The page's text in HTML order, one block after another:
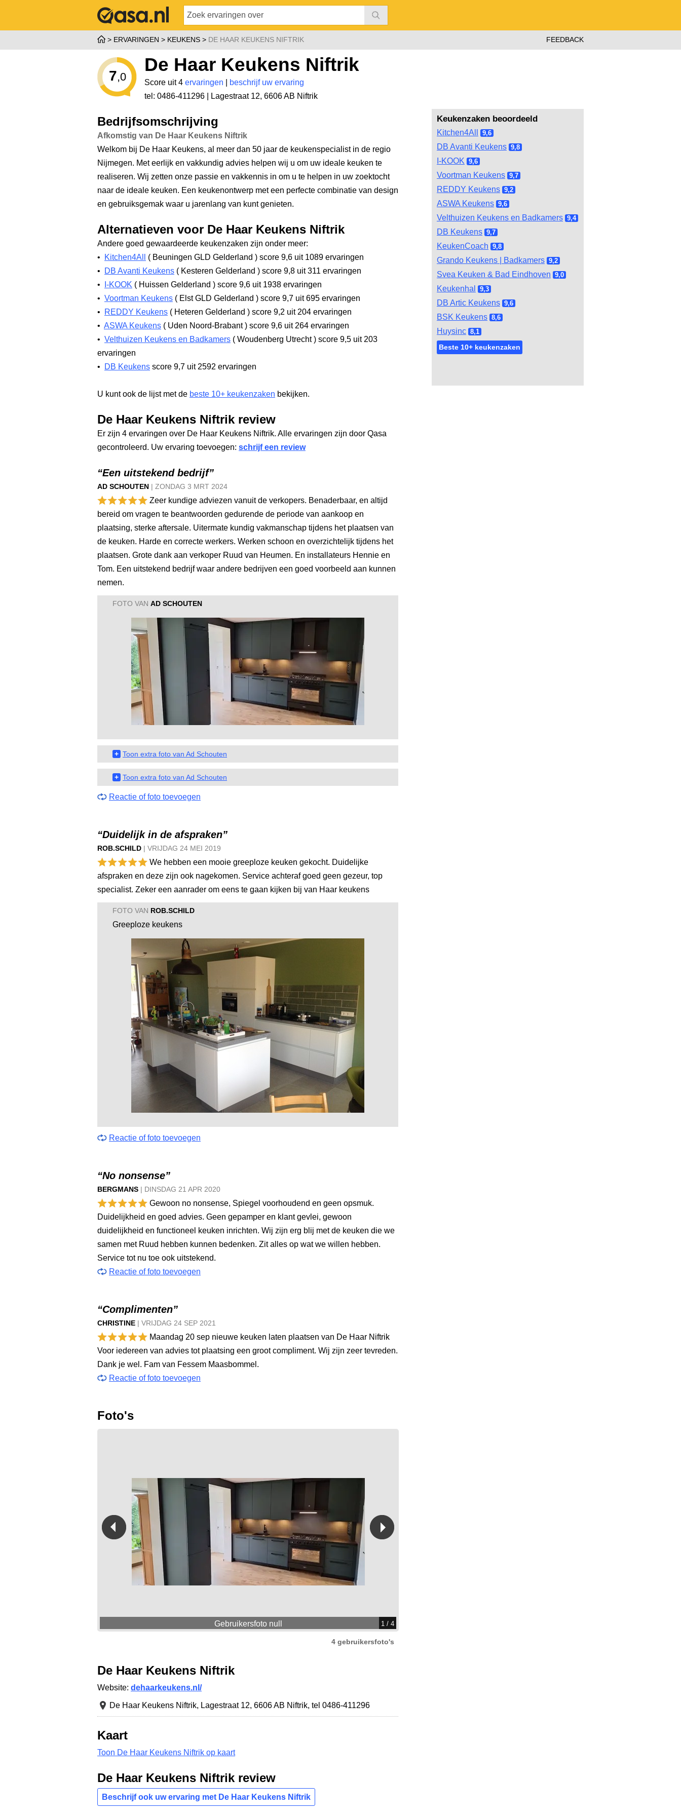
ERVARINGEN KEUKENS DE HAAR KEUKENS NIFTRIK FEEDBACK
7,0
De Haar Keukens Niftrik
Score uit 4 ervaringen
beschrijf uw ervaring
tel: 0486-411296 |
Lagestraat 12, 6606 AB Niftrik
Keukenzaken beoordeeld
Kitchen4All 9,6
DB Avanti Keukens 9,8
I-KOOK 9,6
Voortman Keukens 9,7
REDDY Keukens 9,2
ASWA Keukens 9,6
Velthuizen Keukens en Badkamers 9,4
DB Keukens 9,7
KeukenCoach 9,8
Grando Keukens | Badkamers 9,2
Svea Keuken & Bad Eindhoven 9,0
Keukenhal 9,3
DB Artic Keukens 9,6
BSK Keukens 8,6
Huysinc 8,1
Beste 10+ keukenzaken
Bedrijfsomschrijving
Afkomstig van De Haar Keukens Niftrik
Welkom bij De Haar Keukens, al meer dan 50 jaar de keukenspecialist in de regio
Nijmegen. Met eerlijk en vakkundig advies helpen wij u om uw ideale keuken te
realiseren. Wij zetten onze passie en vakkennis in om u te helpen in uw zoektocht
naar de ideale keuken. Een keukenontwerp met een perfecte combinatie van design
en gebruiksgemak waar u jarenlang van kunt genieten.
Alternatieven voor De Haar Keukens Niftrik
Andere goed gewaardeerde keukenzaken zijn onder meer:
•
Kitchen4All ( Beuningen GLD Gelderland ) score 9,6 uit 1089 ervaringen
•
DB Avanti Keukens ( Kesteren Gelderland ) score 9,8 uit 311 ervaringen
•
I-KOOK ( Huissen Gelderland ) score 9,6 uit 1938 ervaringen
• Voortman Keukens ( Elst GLD Gelderland ) score 9,7 uit 695 ervaringen
•
REDDY Keukens ( Heteren Gelderland ) score 9,2 uit 204 ervaringen
• ASWA Keukens ( Uden Noord-Brabant) score 9,6 uit 264 ervaringen
• Velthuizen Keukens en Badkamers ( Woudenberg Utrecht) score 9,5 uit 203
ervaringen
•
DB Keukens score 9,7 uit 2592 ervaringen
U kunt ook de lijst met de beste 10+ keukenzaken bekijken.
De Haar Keukens Niftrik review
Er zijn 4 ervaringen over De Haar Keukens Niftrik. Alle ervaringen zijn door Qasa
gecontroleerd. Uw ervaring toevoegen: schrijf een review
“Een uitstekend bedrijf”
AD SCHOUTEN | ZONDAG 3 MRT 2024
Zeer kundige adviezen vanuit de verkopers. Benaderbaar, en altijd
bereid om vragen te beantwoorden gedurende de periode van aankoop en
plaatsing, sterke aftersale. Uitermate kundig vakmanschap tijdens het plaatsen van
de keuken. Harde en correcte werkers. Werken schoon en overzichtelijk tijdens het
plaatsen. Grote dank aan verkoper Ruud van Heumen. En installateurs Hennie en
Tom. Een uitstekend bedrijf waar andere bedrijven een goed voorbeeld aan kunnen
nemen.
FOTO VAN AD SCHOUTEN
+ Toon extra foto van Ad Schouten
+ Toon extra foto van Ad Schouten
Reactie of foto toevoegen
“Duidelijk in de afspraken”
ROB.SCHILD | VRIJDAG 24 MEI 2019
We hebben een mooie greeploze keuken gekocht. Duidelijke
afspraken en deze zijn ook nagekomen. Service achteraf goed geen gezeur, top
specialist. Zeker een aanrader om eens te gaan kijken bij van Haar keukens
FOTO VAN ROB.SCHILD
Greeploze keukens
Reactie of foto toevoegen
“No nonsense”
BERGMANS | DINSDAG 21 APR 2020
Gewoon no nonsense, Spiegel voorhoudend en geen opsmuk.
Duidelijkheid en goed advies. Geen gepamper en klant gevlei, gewoon
duidelijkheid en functioneel keuken inrichten. Wij zijn erg blij met de keuken die we
samen met Ruud hebben kunnen bedenken. Zit alles op wat we willen hebben.
Service tot nu toe ook uitstekend.
Reactie of foto toevoegen
“Complimenten”
CHRISTINE | VRIJDAG 24 SEP 2021
Maandag 20 sep nieuwe keuken laten plaatsen van De Haar Niftrik
Voor iedereen van advies tot plaatsing een groot compliment. Wij zijn zeer tevreden.
Dank je wel. Fam van Fessem Maasbommel.
Reactie of foto toevoegen
Foto's
Gebruikersfoto null 1 / 4
4 gebruikersfoto's
De Haar Keukens Niftrik
Website: dehaarkeukens.nl/
De Haar Keukens Niftrik, Lagestraat 12, 6606 AB Niftrik, tel 0486-411296
Kaart
Toon De Haar Keukens Niftrik op kaart
De Haar Keukens Niftrik review
Beschrijf ook uw ervaring met De Haar Keukens Niftrik